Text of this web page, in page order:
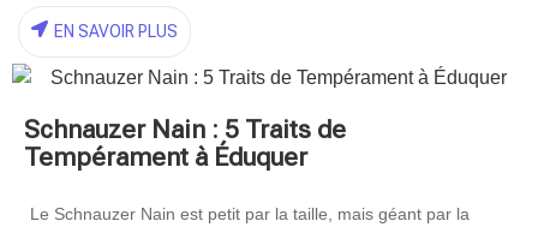
EN SAVOIR PLUS
Schnauzer Nain : 5 Traits de
Tempérament à Éduquer
Le Schnauzer Nain est petit par la taille, mais géant par la